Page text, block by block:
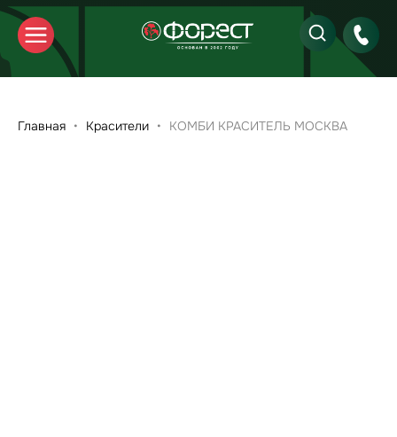
Главная Красители КОМБИ КРАСИТЕЛЬ МОСКВА